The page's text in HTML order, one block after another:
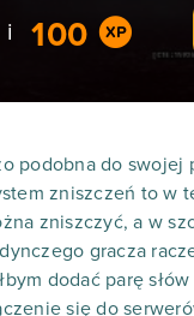
i 100
podobna do
zniszczeń to w
zniszczyć, a w
gracza
dodać parę
się do